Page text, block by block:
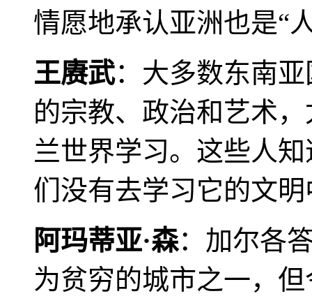
情愿地承认亚洲也是“
王赓武：大多数东南
的宗教、政治和艺术
兰世界学习。这些人
们没有去学习它的文
阿玛蒂亚·森：加尔各
为贫穷的城市之一，